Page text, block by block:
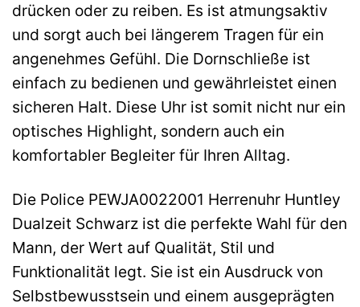
drücken oder zu reiben. Es ist atmungsaktiv
und sorgt auch bei längerem Tragen für ein
angenehmes Gefühl. Die Dornschließe ist
einfach zu bedienen und gewährleistet einen
sicheren Halt. Diese Uhr ist somit nicht nur ein
optisches Highlight, sondern auch ein
komfortabler Begleiter für Ihren Alltag.
Die Police PEWJA0022001 Herrenuhr Huntley
Dualzeit Schwarz ist die perfekte Wahl für den
Mann, der Wert auf Qualität, Stil und
Funktionalität legt. Sie ist ein Ausdruck von
Selbstbewusstsein und einem ausgeprägten